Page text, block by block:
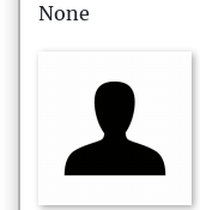
None